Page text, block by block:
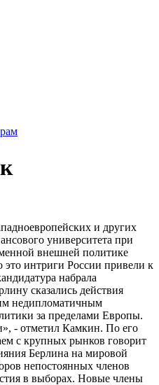
и других
университета при
внешней политике
интриги России привели к
набрала
сказались действия
недипломатичным
за пределами Европы.
- отметил Камкин. По его
с крупных рынков говорит
Берлина на мировой
непостоянных членов
в выборах. Новые члены